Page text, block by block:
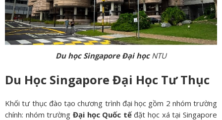
Du học Singapore Đại họcNTU
Du Học Singapore Đại Học Tư Thục
Khối tư thục đào tạo chương trình đại học gồm 2 nhóm trường
chính: nhóm trường Đại học Quốc tếđặt học xá tại Singapore